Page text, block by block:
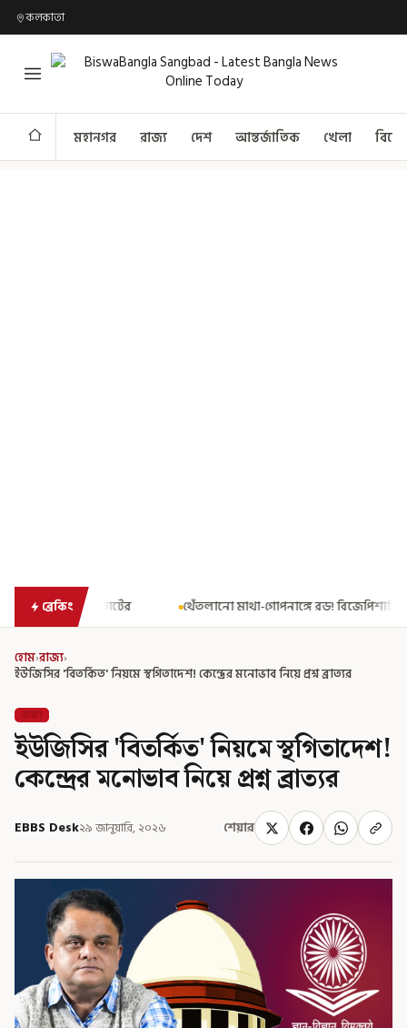
কলকাতা
মহানগর রাজ্য দেশ আন্তর্জাতিক খেলা
ব্রেকিং
থেঁতলানো মাথা-গোপনাঙ্গে রড! বিজেপিশাসিত অসমে নাবালিকার নৃশংস
হোম›রাজ্য›
ইউজিসির 'বিতর্কিত' নিয়মে স্থগিতাদেশ! কেন্দ্রের মনোভাব নিয়ে প্রশ্ন ব্রাত্যর
রাজ্য
ইউজিসির 'বিতর্কিত' নিয়মে স্থগিতাদেশ!
কেন্দ্রের মনোভাব নিয়ে প্রশ্ন ব্রাত্যর
EBBS Desk২৯ জানুয়ারি, ২০২৬ শেয়ার